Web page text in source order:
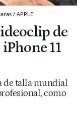
/ APPLE
de
11
de talla mundial
como